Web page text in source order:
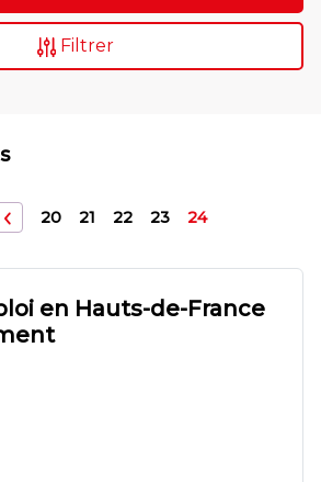
Filtrer
20 21 22 23 24
en Hauts-de-France